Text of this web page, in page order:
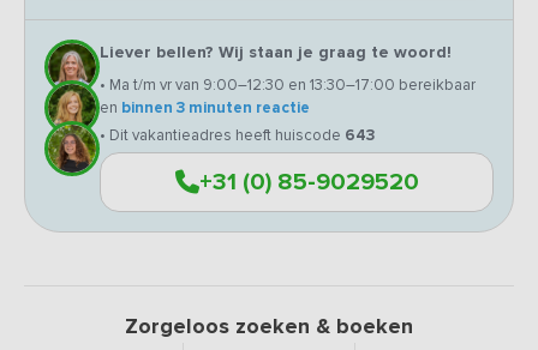
Liever bellen? Wij staan je graag te woord!
• Ma t/m vr van 9:00–12:30 en 13:30–17:00 bereikbaar
en binnen 3 minuten reactie
• Dit vakantieadres heeft huiscode 643
+31 (0) 85-9029520
Zorgeloos zoeken & boeken